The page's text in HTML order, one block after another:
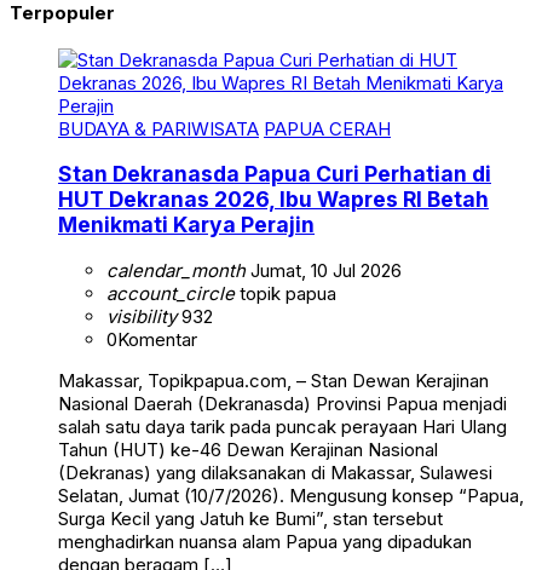
Terpopuler
BUDAYA & PARIWISATA PAPUA CERAH
Stan Dekranasda Papua Curi Perhatian di
HUT Dekranas 2026, Ibu Wapres RI Betah
Menikmati Karya Perajin
calendar_monthJumat, 10 Jul 2026
account_circletopik papua
visibility932
0Komentar
Makassar, Topikpapua.com, – Stan Dewan Kerajinan
Nasional Daerah (Dekranasda) Provinsi Papua menjadi
salah satu daya tarik pada puncak perayaan Hari Ulang
Tahun (HUT) ke-46 Dewan Kerajinan Nasional
(Dekranas) yang dilaksanakan di Makassar, Sulawesi
Selatan, Jumat (10/7/2026). Mengusung konsep “Papua,
Surga Kecil yang Jatuh ke Bumi”, stan tersebut
menghadirkan nuansa alam Papua yang dipadukan
dengan beragam […]